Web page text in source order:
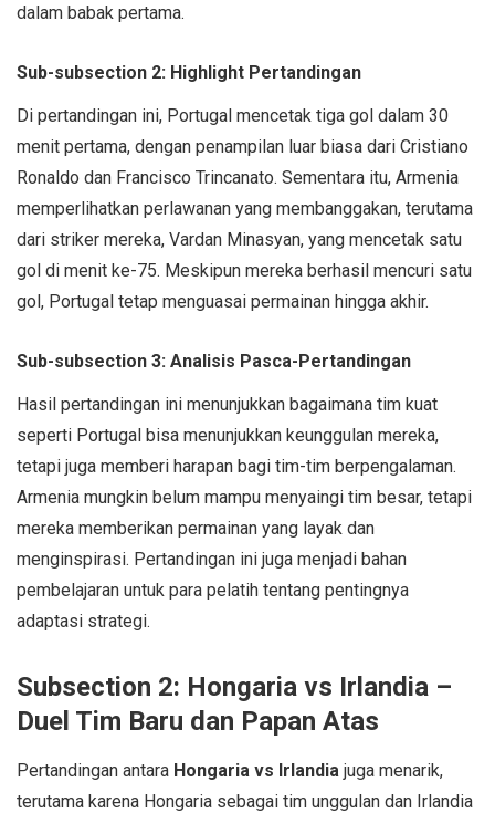
dalam babak pertama.
Sub-subsection 2: Highlight Pertandingan
Di pertandingan ini, Portugal mencetak tiga gol dalam 30
menit pertama, dengan penampilan luar biasa dari Cristiano
Ronaldo dan Francisco Trincanato. Sementara itu, Armenia
memperlihatkan perlawanan yang membanggakan, terutama
dari striker mereka, Vardan Minasyan, yang mencetak satu
gol di menit ke-75. Meskipun mereka berhasil mencuri satu
gol, Portugal tetap menguasai permainan hingga akhir.
Sub-subsection 3: Analisis Pasca-Pertandingan
Hasil pertandingan ini menunjukkan bagaimana tim kuat
seperti Portugal bisa menunjukkan keunggulan mereka,
tetapi juga memberi harapan bagi tim-tim berpengalaman.
Armenia mungkin belum mampu menyaingi tim besar, tetapi
mereka memberikan permainan yang layak dan
menginspirasi. Pertandingan ini juga menjadi bahan
pembelajaran untuk para pelatih tentang pentingnya
adaptasi strategi.
Subsection 2: Hongaria vs Irlandia –
Duel Tim Baru dan Papan Atas
Pertandingan antara Hongaria vs Irlandia juga menarik,
terutama karena Hongaria sebagai tim unggulan dan Irlandia